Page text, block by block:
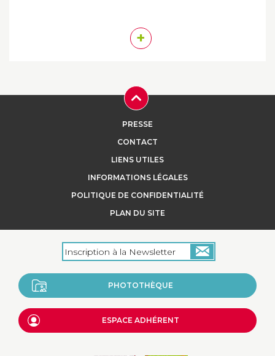
+
PRESSE
CONTACT
LIENS UTILES
INFORMATIONS LÉGALES
POLITIQUE DE CONFIDENTIALITÉ
PLAN DU SITE
PHOTOTHÈQUE
ESPACE ADHÉRENT